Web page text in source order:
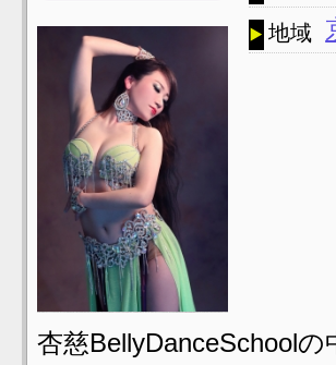
地域
杏慈BellyDanceSchool